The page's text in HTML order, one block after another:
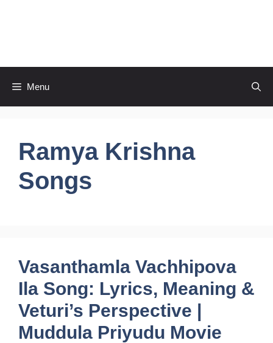
Menu
Ramya Krishna
Songs
Vasanthamla Vachhipova
Ila Song: Lyrics, Meaning &
Veturi’s Perspective |
Muddula Priyudu Movie